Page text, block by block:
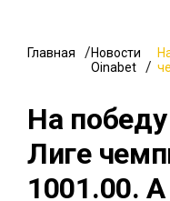
Главная
Новости
Oinabet
На
Лиге
1001.00.